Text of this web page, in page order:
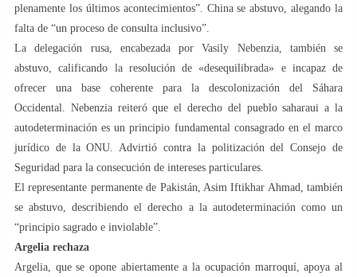
plenamente los últimos acontecimientos”. China se abstuvo, alegando la
falta de “un proceso de consulta inclusivo”.
La delegación rusa, encabezada por Vasily Nebenzia, también se
abstuvo, calificando la resolución de «desequilibrada» e incapaz de
ofrecer una base coherente para la descolonización del Sáhara
Occidental. Nebenzia reiteró que el derecho del pueblo saharaui a la
autodeterminación es un principio fundamental consagrado en el marco
jurídico de la ONU. Advirtió contra la politización del Consejo de
Seguridad para la consecución de intereses particulares.
El representante permanente de Pakistán, Asim Iftikhar Ahmad, también
se abstuvo, describiendo el derecho a la autodeterminación como un
“principio sagrado e inviolable”.
Argelia rechaza
Argelia, que se opone abiertamente a la ocupación marroquí, apoya al